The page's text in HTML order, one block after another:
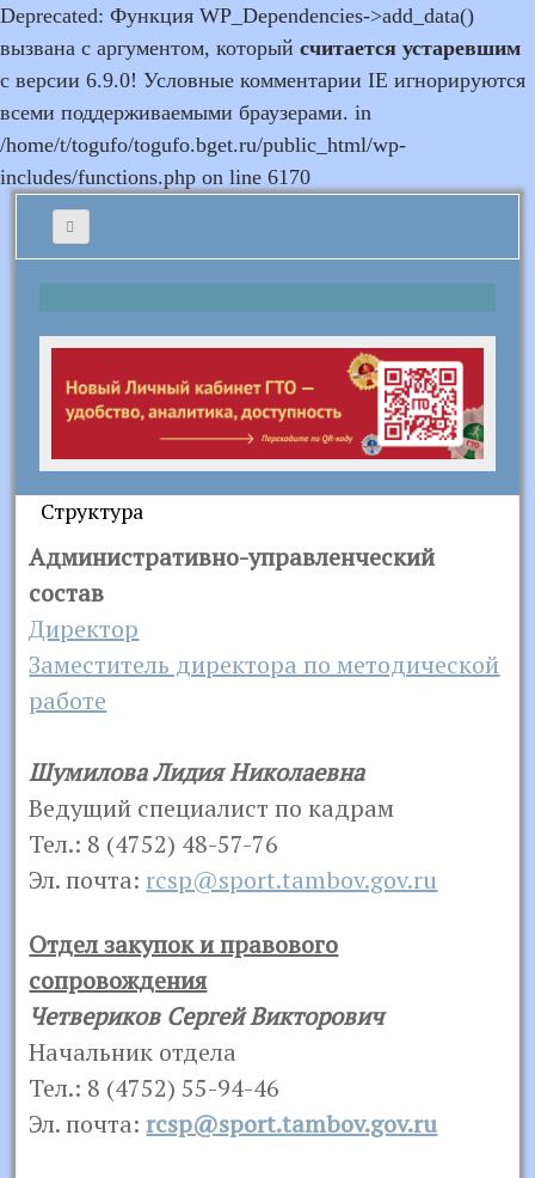
Deprecated: Функция WP_Dependencies->add_data()
вызвана с аргументом, который считается устаревшим
с версии 6.9.0! Условные комментарии IE игнорируются
всеми поддерживаемыми браузерами. in
/home/t/togufo/togufo.bget.ru/public_html/wp-
includes/functions.php on line 6170
Структура
Административно-управленческий
состав
Директор
Заместитель директора по методической
работе
Шумилова Лидия Николаевна
Ведущий специалист по кадрам
Тел.: 8 (4752) 48-57-76
Эл. почта: rcsp@sport.tambov.gov.ru
Отдел закупок и правового
сопровождения
Четвериков Сергей Викторович
Начальник отдела
Тел.: 8 (4752) 55-94-46
Эл. почта:rcsp@sport.tambov.gov.ru